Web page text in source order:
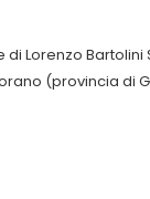
Lorenzo Bartolini
(provincia di